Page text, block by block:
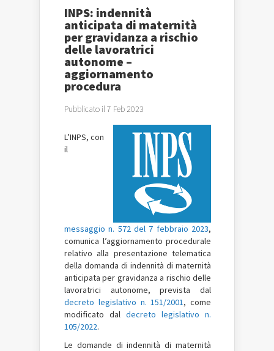
INPS: indennità
anticipata di maternità
per gravidanza a rischio
delle lavoratrici
autonome –
aggiornamento
procedura
Pubblicato il 7 Feb 2023
L’INPS, con
il
messaggio n. 572 del 7 febbraio 2023,
comunica l’aggiornamento procedurale
relativo alla presentazione telematica
della domanda di indennità di maternità
anticipata per gravidanza a rischio delle
lavoratrici autonome, prevista dal
decreto legislativo n. 151/2001, come
modificato dal decreto legislativo n.
105/2022.
Le domande di indennità di maternità